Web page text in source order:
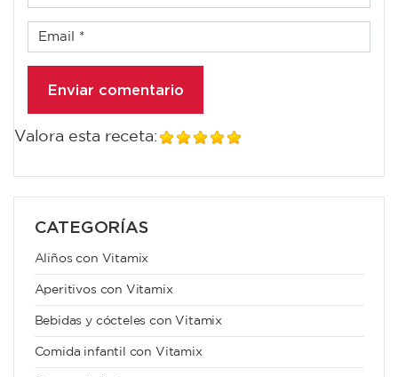
Valora esta receta:
CATEGORÍAS
Aliños con Vitamix
Aperitivos con Vitamix
Bebidas y cócteles con Vitamix
Comida infantil con Vitamix